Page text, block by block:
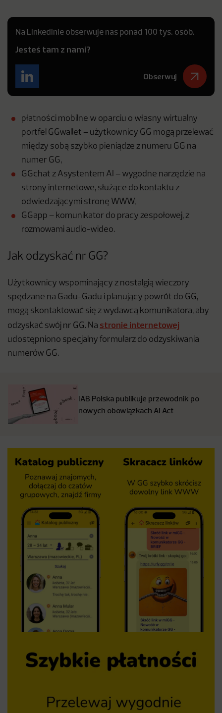
Na LinkedInie obserwuje nas ponad 100 tys. osób.
Jesteś tam z nami?
Obserwuj
płatności mobilne w oparciu o własny wirtualny
portfel GGwallet – użytkownicy GG mogą przelewać
między sobą szybko pieniądze z numeru GG na
numer GG,
GGchat z Asystentem AI – wygodne narzędzie na
strony internetowe, służące do kontaktu z
odwiedzającymi stronę WWW,
GGapp – komunikator do pracy zespołowej, z
rozmowami audio-wideo.
Jak odzyskać nr GG?
Użytkownicy wspominający z nostalgią wieczory
spędzane na Gadu-Gadu i planujący powrót do GG,
mogą skontaktować się z wydawcą komunikatora, aby
odzyskać swój nr GG. Na stronie internetowej
udostępniono specjalny formularz do odzyskiwania
numerów GG.
IAB Polska publikuje przewodnik po
nowych obowiązkach AI Act